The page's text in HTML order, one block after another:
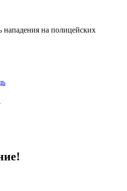
нападения на полицейских